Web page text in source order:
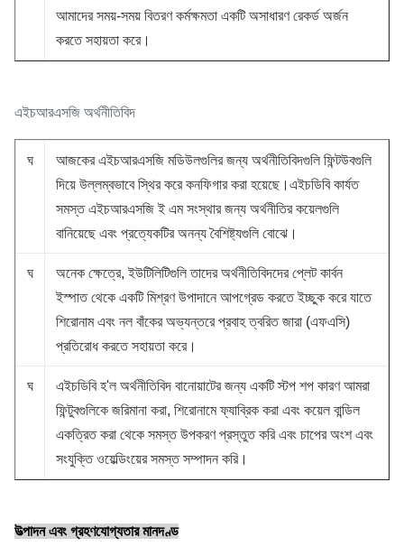
আমাদের সময়-সময় বিতরণ কর্মক্ষমতা একটি অসাধারণ রেকর্ড অর্জন
করতে সহায়তা করে।
এইচআরএসজি অর্থনীতিবিদ
ঘ
আজকের এইচআরএসজি মডিউলগুলির জন্য অর্থনীতিবিদগুলি ফিন্টউবগুলি
দিয়ে উল্লম্বভাবে স্থির করে কনফিগার করা হয়েছে।এইচডিবি কার্যত
সমস্ত এইচআরএসজি ই এম সংস্থার জন্য অর্থনীতির কয়েলগুলি
বানিয়েছে এবং প্রত্যেকটির অনন্য বৈশিষ্ট্যগুলি বোঝে।
ঘ
অনেক ক্ষেত্রে, ইউটিলিটিগুলি তাদের অর্থনীতিবিদদের প্লেট কার্বন
ইস্পাত থেকে একটি মিশ্রণ উপাদানে আপগ্রেড করতে ইচ্ছুক করে যাতে
শিরোনাম এবং নল বাঁকের অভ্যন্তরে প্রবাহ ত্বরিত জারা (এফএসি)
প্রতিরোধ করতে সহায়তা করে।
ঘ
এইচডিবি হ'ল অর্থনীতিবিদ বানোয়াটের জন্য একটি স্টপ শপ কারণ আমরা
ফিন্টুবগুলিকে জরিমানা করা, শিরোনামে ফ্যাব্রিক করা এবং কয়েল বান্ডিল
একত্রিত করা থেকে সমস্ত উপকরণ প্রস্তুত করি এবং চাপের অংশ এবং
সংযুক্তি ওয়েল্ডিংয়ের সমস্ত সম্পাদন করি।
উত্পাদন এবং গ্রহণযোগ্যতার মানদণ্ড